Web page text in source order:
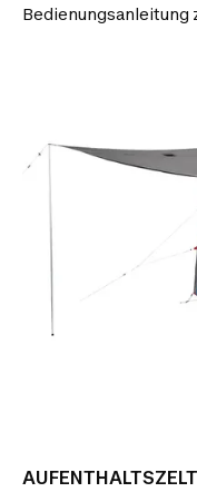
Bedienungsanleitung